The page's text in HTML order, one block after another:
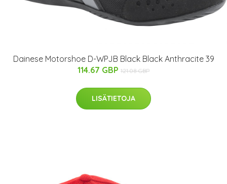
Dainese Motorshoe D-WPJB Black Black Anthracite 39
114.67 GBP 121.08 GBP
LISÄTIETOJA